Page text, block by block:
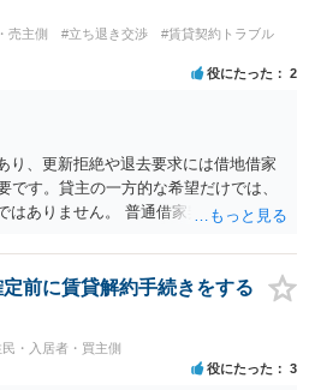
売主側 #立ち退き交渉
#賃貸契約トラブル
役にたった 2
り、更新拒絶や退去要求には借地借家
です。貸主の一方的な希望だけでは、
はありません。 普通借家契約から定期
形になりますが、これは任意の合意が
れば成立しません。 12年間の居住実
ながり、転居費用の準備が困難な事情
の必要性として正当事由判断において
にかなり具体的な事情と立退料など
れるハードルは一般的に高いと考えら
前に賃貸解約手続きをする
民・入居者・買主側
役にたった 3